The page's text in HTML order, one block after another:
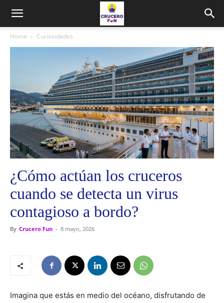
Home Curiosidades
¿Cómo actúan los cruceros
cuando se detecta un virus
contagioso a bordo?
By Crucero Fun - 8 mayo, 2026
Imagina que estás en medio del océano, disfrutando de